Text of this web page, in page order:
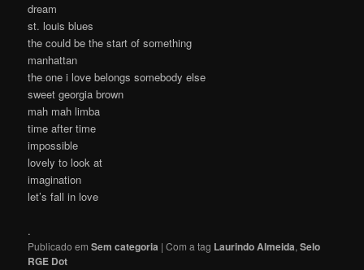
dream
st. louis blues
the could be the start of something
manhattan
the one i love belongs somebody else
sweet georgia brown
mah mah limba
time after time
impossible
lovely to look at
imagination
let’s fall in love
.
Publicado em Sem categoria |Com a tag Laurindo Almeida,Selo
RGE Dot